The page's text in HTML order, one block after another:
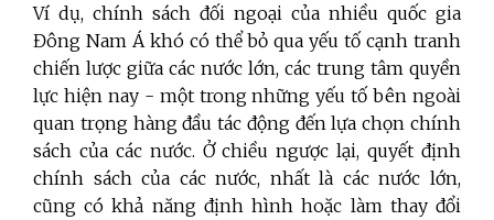
Ví dụ, chính sách đối ngoại của nhiều quốc gia
Đông Nam Á khó có thể bỏ qua yếu tố cạnh tranh
chiến lược giữa các nước lớn, các trung tâm quyền
lực hiện nay - một trong những yếu tố bên ngoài
quan trọng hàng đầu tác động đến lựa chọn chính
sách của các nước. Ở chiều ngược lại, quyết định
chính sách của các nước, nhất là các nước lớn,
cũng có khả năng định hình hoặc làm thay đổi